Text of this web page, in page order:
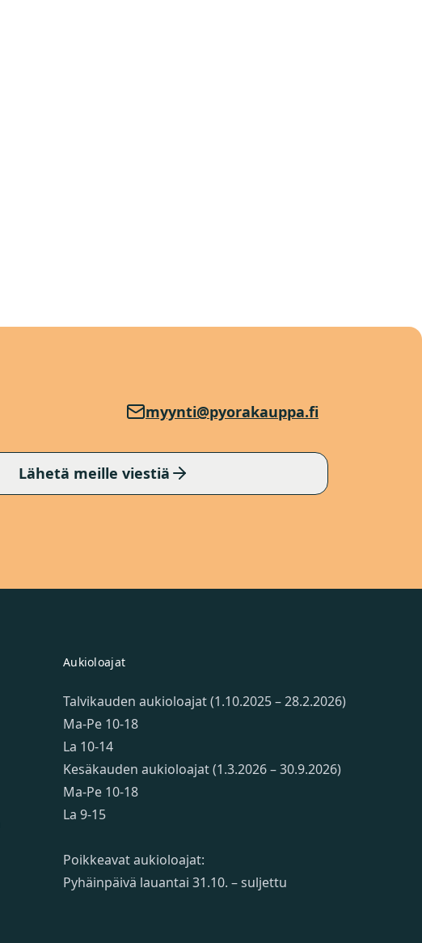
myynti@pyorakauppa.fi
Lähetä meille viestiä
Aukioloajat
Talvikauden aukioloajat (1.10.2025 – 28.2.2026)
Ma-Pe 10-18
La 10-14
Kesäkauden aukioloajat (1.3.2026 – 30.9.2026)
Ma-Pe 10-18
La 9-15
Poikkeavat aukioloajat:
Pyhäinpäivä lauantai 31.10. – suljettu